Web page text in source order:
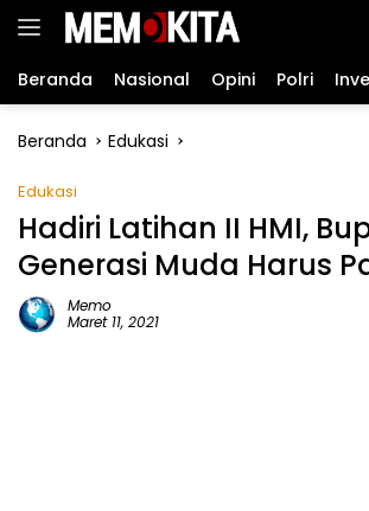
Langsung
Beranda Nasional Opini Polri
Beranda Edukasi
Edukasi
Hadiri Latihan II HMI,
Generasi Muda Harus
Memo
Maret 11, 2021